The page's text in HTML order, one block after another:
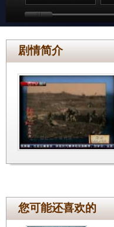
剧情简介
您可能还喜欢的